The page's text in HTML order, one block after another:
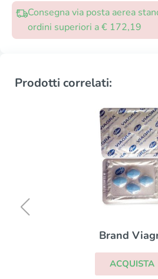
Consegna via posta aerea
ordini superiori a € 172,19
Prodotti correlati:
Brand
ACQUISTA